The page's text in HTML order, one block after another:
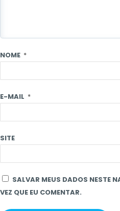
NOME *
E-MAIL *
SITE
SALVAR MEUS DADOS NESTE
VEZ QUE EU COMENTAR.